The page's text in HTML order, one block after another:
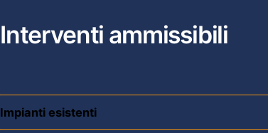
Interventi ammissibili
Impianti esistenti